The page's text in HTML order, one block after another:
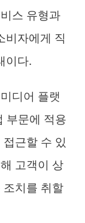
스 유형과
비자에게 직
이다.
디어 플랫
부문에 적용
근할 수 있
고객이 상
조치를 취할